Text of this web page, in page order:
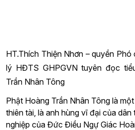
HT.Thích Thiện Nhơn – quyền
lý HĐTS GHPGVN tuyên đọc
Trần Nhân Tông
Phật Hoàng Trần Nhân Tông là
thiên tài, là anh hùng vĩ đại của
nghiệp của Đức Điều Ngự Giác